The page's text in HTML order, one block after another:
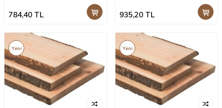
784,40 TL 935,20 TL
Yeni Yeni